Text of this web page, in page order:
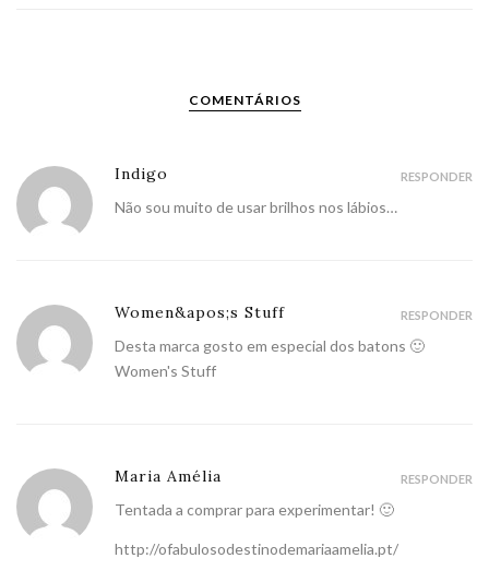
COMENTÁRIOS
Indigo
Não sou muito de usar brilhos nos lábios…
RESPONDER
Women&apos;s Stuff
Desta marca gosto em especial dos batons 🙂
Women's Stuff
RESPONDER
Maria Amélia
Tentada a comprar para experimentar! 🙂
http://ofabulosodestinodemariaamelia.pt/
RESPONDER